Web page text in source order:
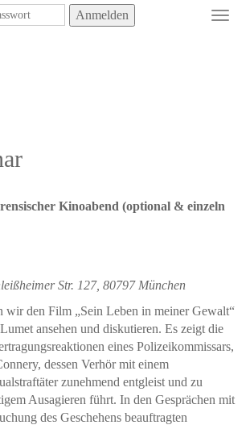
Anmelden
Kinoabend (optional & einzeln
Str. 127, 80797 München
wir den Film „Sein Leben in meiner Gewalt“
ansehen und diskutieren. Es zeigt die
eines Polizeikommissars,
dessen Verhör mit einem
zunehmend entgleist und zu
Ausagieren führt. In den Gesprächen mit
des Geschehens beauftragten